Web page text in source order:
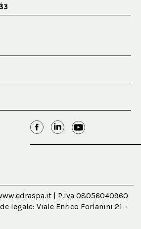
| P.iva 08056040960
legale: Viale Enrico Forlanini 21 -